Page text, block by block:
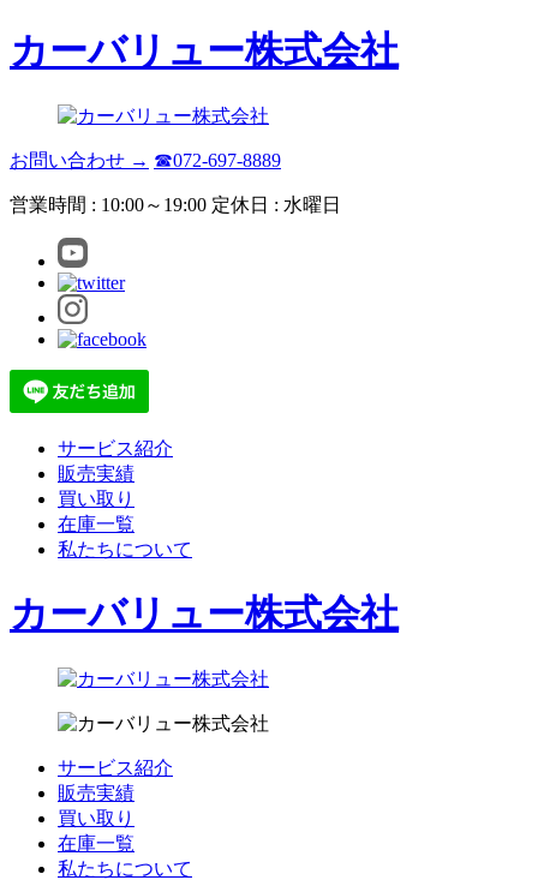
カーバリュー株式会社
お問い合わせ → ☎072-697-8889
営業時間 : 10:00～19:00 定休日 : 水曜日
サービス紹介
販売実績
買い取り
在庫一覧
私たちについて
カーバリュー株式会社
サービス紹介
販売実績
買い取り
在庫一覧
私たちについて